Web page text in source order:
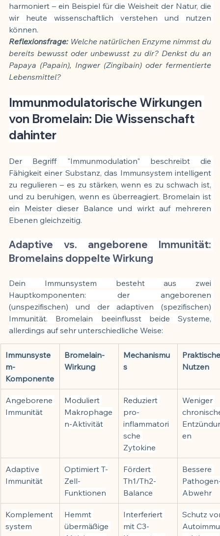
harmoniert – ein Beispiel für die Weisheit der Natur, die
wir heute wissenschaftlich verstehen und nutzen
können.
Reflexionsfrage: Welche natürlichen Enzyme nimmst du
bereits bewusst oder unbewusst zu dir? Denkst du an
Papaya (Papain), Ingwer (Zingibain) oder fermentierte
Lebensmittel?
Immunmodulatorische Wirkungen
von Bromelain: Die Wissenschaft
dahinter
Der Begriff "Immunmodulation" beschreibt die
Fähigkeit einer Substanz, das Immunsystem intelligent
zu regulieren – es zu stärken, wenn es zu schwach ist,
und zu beruhigen, wenn es überreagiert. Bromelain ist
ein Meister dieser Balance und wirkt auf mehreren
Ebenen gleichzeitig.
Adaptive vs. angeborene Immunität:
Bromelains doppelte Wirkung
Dein Immunsystem besteht aus zwei
Hauptkomponenten: der angeborenen
(unspezifischen) und der adaptiven (spezifischen)
Immunität. Bromelain beeinflusst beide Systeme,
allerdings auf sehr unterschiedliche Weise:
Immunsyste
m-
Komponente
Bromelain-
Wirkung
Mechanismu
s
Nutzen
Angeborene
Immunität
Moduliert
Makrophage
n-Aktivität
Reduziert
pro-
inflammatori
sche
Zytokine
Weniger
en
Adaptive
Immunität
Optimiert T-
Zell-
Funktionen
Fördert
Th1/Th2-
Balance
Bessere
Abwehr
Komplement
system
Hemmt
übermäßige
Interferiert
mit C3-
Schutz